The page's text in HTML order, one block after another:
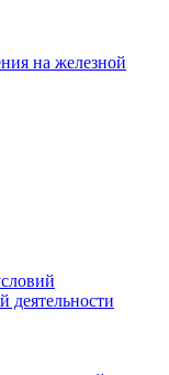
на железной
деятельности